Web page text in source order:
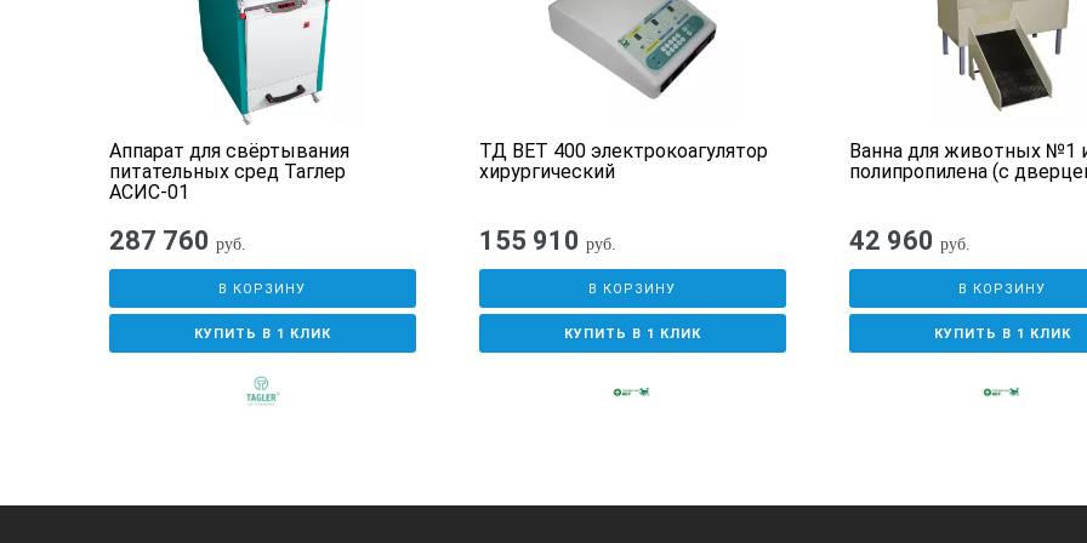
Аппарат для свёртывания
питательных сред Таглер
АСИС-01
287 760 руб.
В КОРЗИНУ
КУПИТЬ В 1 КЛИК
ТД ВЕТ 400 электрокоагулятор
хирургический
155 910 руб.
В КОРЗИНУ
КУПИТЬ В 1 КЛИК
Ванна для животных №1
полипропилена (с
42 960 руб.
В КОРЗИНУ
КУПИТЬ В 1 КЛИК